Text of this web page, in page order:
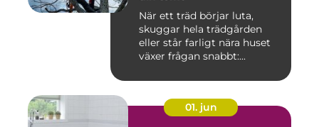
När ett träd börjar luta,
skuggar hela trädgården
eller står farligt nära huset
växer frågan snabbt:...
01. jun